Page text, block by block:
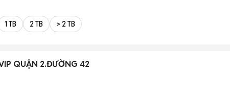
1 TB 2 TB > 2 TB
QUẬN 2.ĐƯỜNG 42